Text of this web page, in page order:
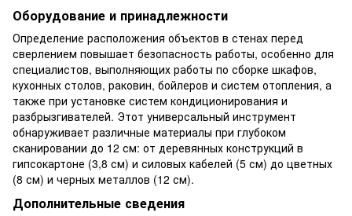
Оборудование и принадлежности
Определение расположения объектов в стенах перед
сверлением повышает безопасность работы, особенно для
специалистов, выполняющих работы по сборке шкафов,
кухонных столов, раковин, бойлеров и систем отопления, а
также при установке систем кондиционирования и
разбрызгивателей. Этот универсальный инструмент
обнаруживает различные материалы при глубоком
сканировании до 12 см: от деревянных конструкций в
гипсокартоне (3,8 см) и силовых кабелей (5 см) до цветных
(8 см) и черных металлов (12 см).
Дополнительные сведения